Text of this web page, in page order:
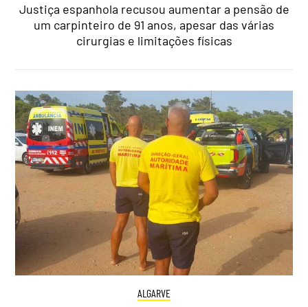
Justiça espanhola recusou aumentar a pensão de
um carpinteiro de 91 anos, apesar das várias
cirurgias e limitações físicas
ALGARVE